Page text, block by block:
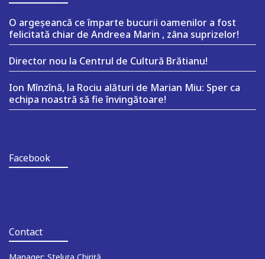
O argeşeancă ce împarte bucurii oamenilor a fost
felicitată chiar de Andreea Marin , zâna suprizelor!
Director nou la Centrul de Cultură Brătianu!
Ion Mînzînă, la Rociu alături de Marian Miu: Sper ca
echipa noastră să fie învingătoare!
Facebook
Contact